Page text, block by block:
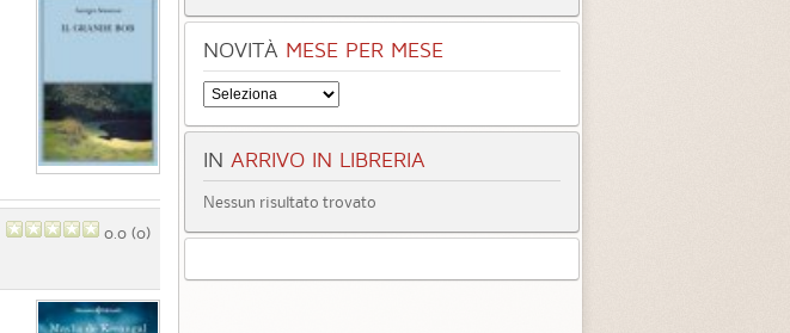
0.0 (0)
NOVITÀ MESE PER MESE
IN ARRIVO IN LIBRERIA
Nessun risultato trovato